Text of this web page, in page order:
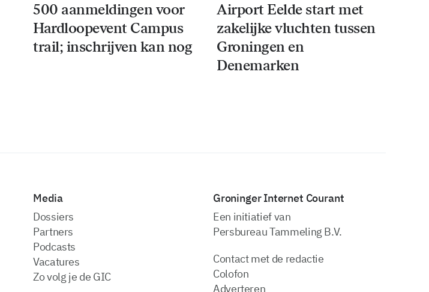
500 aanmeldingen voor
Hardloopevent Campus
trail; inschrijven kan nog
Airport Eelde start met
zakelijke vluchten tussen
Groningen en
Denemarken
Media
dossiers
partners
podcasts
vacatures
zo volg je de GIC
Groninger Internet Courant
Een initiatief van
Persbureau Tammeling B.V.
Contact met de redactie
Colofon
Adverteren